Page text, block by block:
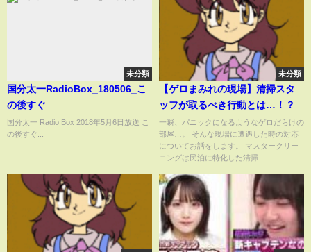
未分類
国分太一RadioBox_180506_こ
の後すぐ
国分太一 Radio Box 2018年5月6日放送 こ
の後すぐ...
未分類
【ゲロまみれの現場】清掃スタ
ッフが取るべき行動とは…！？
一瞬、パニックになるようなゲロだらけの
部屋…。 そんな現場に遭遇した時の対応
についてお話をします。 マスタークリー
ニングは民泊に特化した清掃...